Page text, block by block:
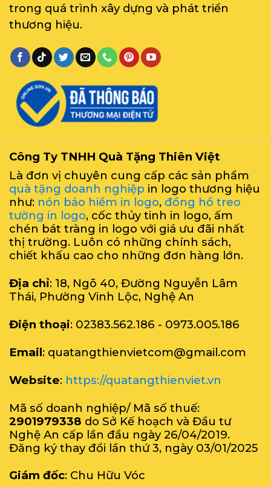
trong quá trình xây dựng và phát triển
thương hiệu.
Công Ty TNHH Quà Tặng Thiên Việt
Là đơn vị chuyên cung cấp các sản phẩm
quà tặng doanh nghiệp in logo thương hiệu
như: nón bảo hiểm in logo, đồng hồ treo
tường in logo, cốc thủy tinh in logo, ấm
chén bát tràng in logo với giá ưu đãi nhất
thị trường. Luôn có những chính sách,
chiết khấu cao cho những đơn hàng lớn.
Địa chỉ: 18, Ngõ 40, Đường Nguyễn Lâm
Thái, Phường Vinh Lộc, Nghệ An
Điện thoại: 02383.562.186 - 0973.005.186
Email: quatangthienvietcom@gmail.com
Website: https://quatangthienviet.vn
Mã số doanh nghiệp/ Mã số thuế:
2901979338 do Sở Kế hoạch và Đầu tư
Nghệ An cấp lần đầu ngày 26/04/2019.
Đăng ký thay đổi lần thứ 3, ngày 03/01/2025
Giám đốc: Chu Hữu Vóc